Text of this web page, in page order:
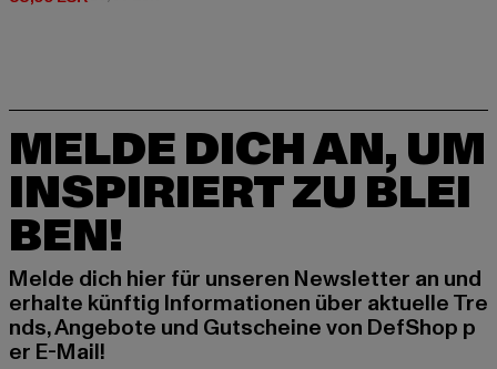
MELDE DICH AN, UM
INSPIRIERT ZU BLEI
BEN!
Melde dich hier für unseren Newsletter an und
erhalte künftig Informationen über aktuelle Tre
nds, Angebote und Gutscheine von DefShop p
er E-Mail!